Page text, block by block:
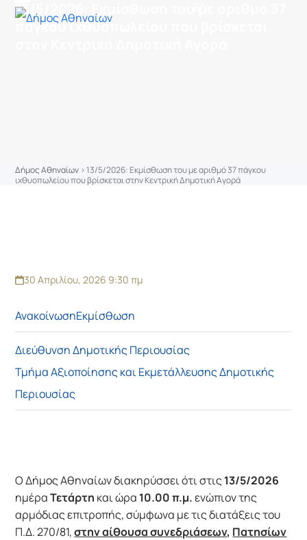
Skip
περιεχόμενο
Open
Close
13/5/2026: Εκμίσθωση του με αριθμό 37
πάγκου ιχθυοπωλείου που βρίσκεται
Δήμος Αθηναίων >13/5/2026: Εκμίσθωση του με αριθμό 37 πάγκου
ιχθυοπωλείου που βρίσκεται στην Κεντρική Δημοτική Αγορά
30 Απριλίου, 2026 9:30 πμ
ΑνακοίνωσηΕκμίσθωση
Διεύθυνση Δημοτικής Περιουσίας
Τμήμα Αξιοποίησης και Εκμετάλλευσης Δημοτικής
Περιουσίας
Ο Δήμος Αθηναίων διακηρύσσει ότι στις13/5/2026
ημέραΤετάρτη και ώρα 10.00 π.μ.ενώπιον της
αρμόδιας επιτροπής, σύμφωνα με τις διατάξεις του
Π.Δ. 270/81,στην αίθουσα συνεδριάσεων, Πατησίων